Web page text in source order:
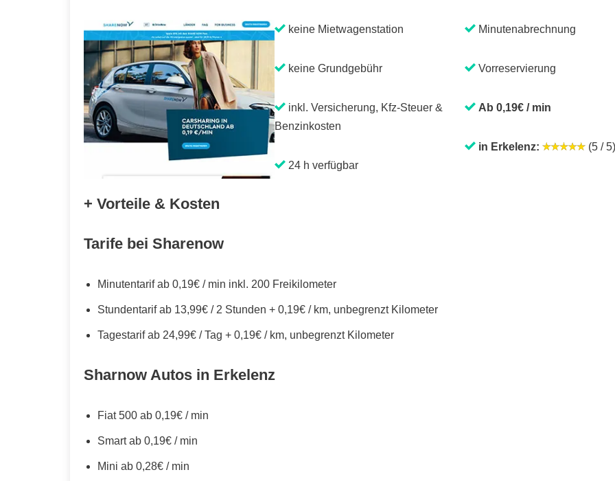
keine Mietwagenstation
keine Grundgebühr
inkl. Versicherung, Kfz-Steuer &
Benzinkosten
24 h verfügbar
Minutenabrechnung
Vorreservierung
Ab 0,19€ / min
in Erkelenz: (5 / 5)
+ Vorteile & Kosten
Tarife bei Sharenow
Minutentarif ab 0,19€ / min inkl. 200 Freikilometer
Stundentarif ab 13,99€ / 2 Stunden + 0,19€ / km, unbegrenzt Kilometer
Tagestarif ab 24,99€ / Tag + 0,19€ / km, unbegrenzt Kilometer
Sharnow Autos in Erkelenz
Fiat 500 ab 0,19€ / min
Smart ab 0,19€ / min
Mini ab 0,28€ / min